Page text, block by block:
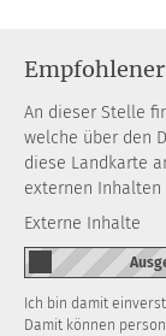
An dieser Stelle
welche über den
diese Landkarte
externen Inhalten
Externe Inhalte
Ich bin damit
Damit können